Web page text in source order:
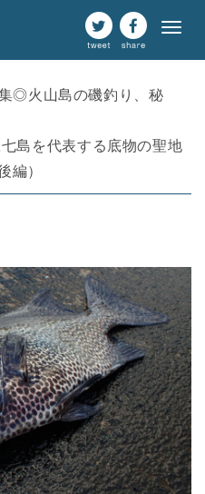
◎火山島の磯釣り、秘
島を代表する底物の聖地
）